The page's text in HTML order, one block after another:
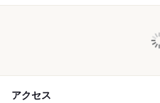
アクセス